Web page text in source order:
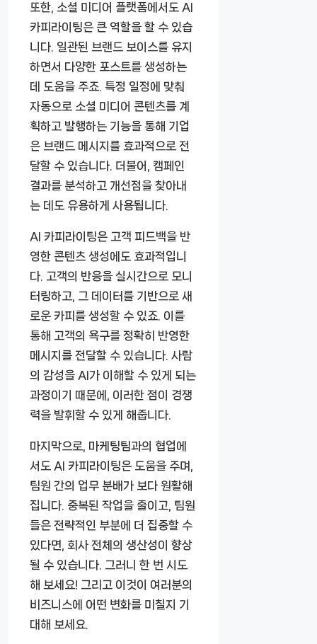
또한, 소셜 미디어 플랫폼에서도 AI
카피라이팅은 큰 역할을 할 수 있습
니다. 일관된 브랜드 보이스를 유지
하면서 다양한 포스트를 생성하는
데 도움을 주죠. 특정 일정에 맞춰
자동으로 소셜 미디어 콘텐츠를 계
획하고 발행하는 기능을 통해 기업
은 브랜드 메시지를 효과적으로 전
달할 수 있습니다. 더불어, 캠페인
결과를 분석하고 개선점을 찾아내
는 데도 유용하게 사용됩니다.
AI 카피라이팅은 고객 피드백을 반
영한 콘텐츠 생성에도 효과적입니
다. 고객의 반응을 실시간으로 모니
터링하고, 그 데이터를 기반으로 새
로운 카피를 생성할 수 있죠. 이를
통해 고객의 욕구를 정확히 반영한
메시지를 전달할 수 있습니다. 사람
의 감성을 AI가 이해할 수 있게 되는
과정이기 때문에, 이러한 점이 경쟁
력을 발휘할 수 있게 해줍니다.
마지막으로, 마케팅팀과의 협업에
서도 AI 카피라이팅은 도움을 주며,
팀원 간의 업무 분배가 보다 원활해
집니다. 중복된 작업을 줄이고, 팀원
들은 전략적인 부분에 더 집중할 수
있다면, 회사 전체의 생산성이 향상
될 수 있습니다. 그러니 한 번 시도
해 보세요! 그리고 이것이 여러분의
비즈니스에 어떤 변화를 미칠지 기
대해 보세요.